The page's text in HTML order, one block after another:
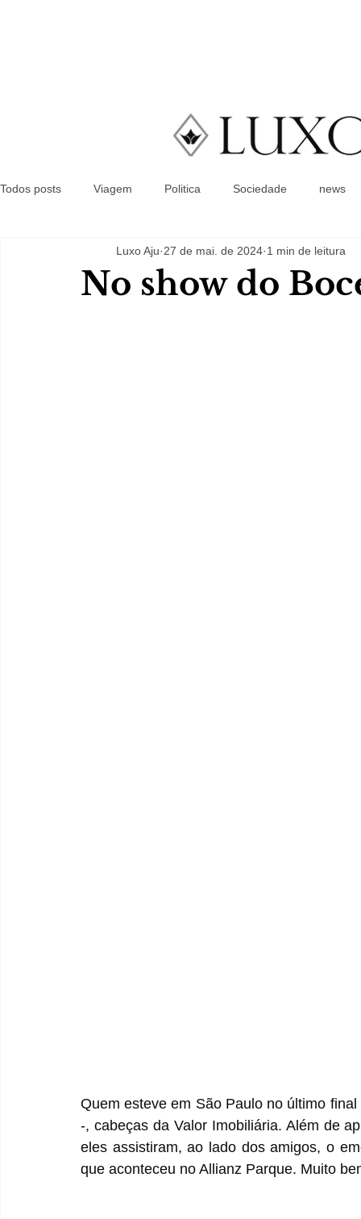
Todos posts Viagem Politica Sociedade news
No show do
Luxo Aju 27 de mai. de 2024 1 min de leitura
Quem esteve em São Paulo no último
-, cabeças da Valor Imobiliária. Além de
eles assistiram, ao lado dos amigos, o
que aconteceu no Allianz Parque. Muito